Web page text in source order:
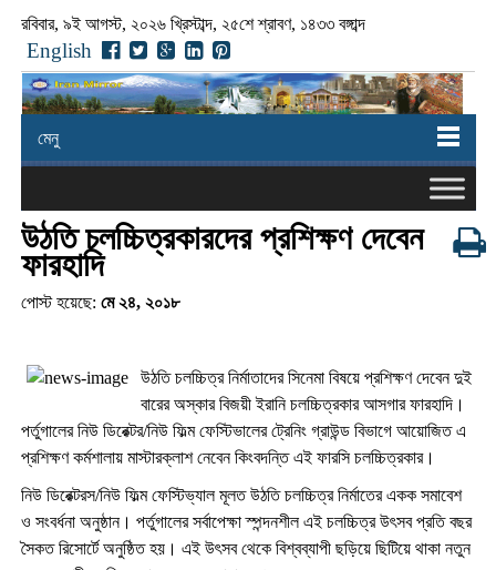
রবিবার, ৯ই আগস্ট, ২০২৬ খ্রিস্টাব্দ, ২৫শে শ্রাবণ, ১৪৩৩ বঙ্গাব্দ
English
মেনু
উঠতি চলচ্চিত্রকারদের প্রশিক্ষণ দেবেন
ফারহাদি
পোস্ট হয়েছে: মে ২৪, ২০১৮
উঠতি চলচ্চিত্র নির্মাতাদের সিনেমা বিষয়ে প্রশিক্ষণ দেবেন দুই
বারের অস্কার বিজয়ী ইরানি চলচ্চিত্রকার আসগার ফারহাদি।
পর্তুগালের নিউ ডিরেক্টর/নিউ ফিল্ম ফেস্টিভালের ট্রেনিং গ্রাউন্ড বিভাগে আয়োজিত এ
প্রশিক্ষণ কর্মশালায় মাস্টারক্লাশ নেবেন কিংবদন্তি এই ফারসি চলচ্চিত্রকার।
নিউ ডিরেক্টরস/নিউ ফিল্ম ফেস্টিভ্যাল মূলত উঠতি চলচ্চিত্র নির্মাতের একক সমাবেশ
ও সংবর্ধনা অনুষ্ঠান। পর্তুগালের সর্বাপেক্ষা স্পন্দনশীল এই চলচ্চিত্র উৎসব প্রতি বছর
সৈকত রিসোর্টে অনুষ্ঠিত হয়। এই উৎসব থেকে বিশ্বব্যাপী ছড়িয়ে ছিটিয়ে থাকা নতুন